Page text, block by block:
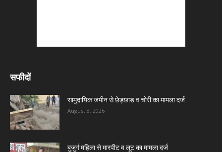
सफीदों
सामुदायिक जमीन से छेड़छाड़ व चोरी का मामला दर्ज
August 8, 2026
बुजुर्ग महिला से मारपीट व लूट का मामला दर्ज